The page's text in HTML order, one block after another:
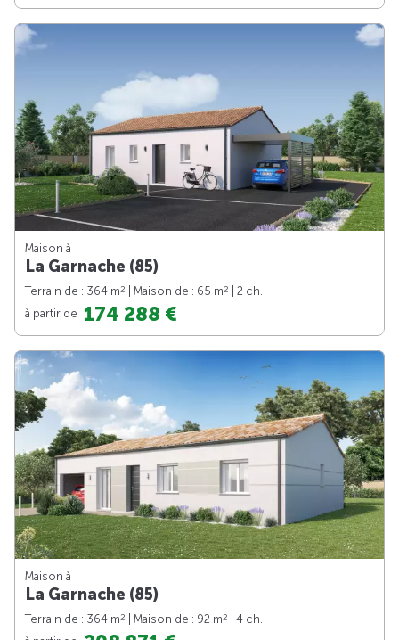
Maison à
La Garnache (85)
Terrain de : 364 m2 | Maison de : 65 m2
| 2 ch.
à partir de 174 288 €
Maison à
La Garnache (85)
Terrain de : 364 m2 | Maison de : 92 m2
| 4 ch.